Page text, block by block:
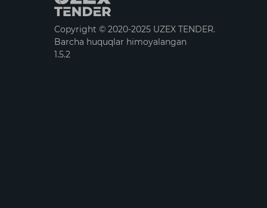
Copyright © 2020-2025 UZEX TENDER.
Barcha huquqlar himoyalangan
1.5.2